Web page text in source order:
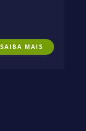
SAIBA MAIS